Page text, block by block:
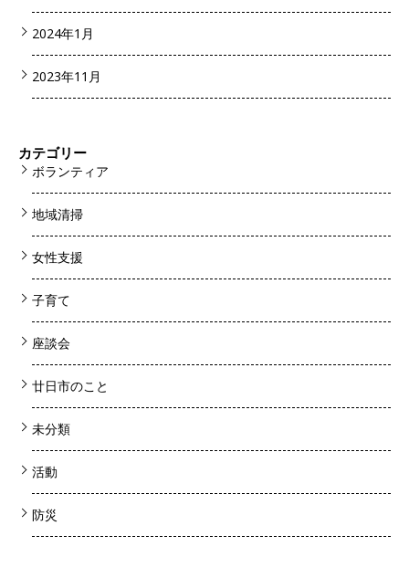
2024年1月
2023年11月
カテゴリー
ボランティア
地域清掃
女性支援
子育て
座談会
廿日市のこと
未分類
活動
防災